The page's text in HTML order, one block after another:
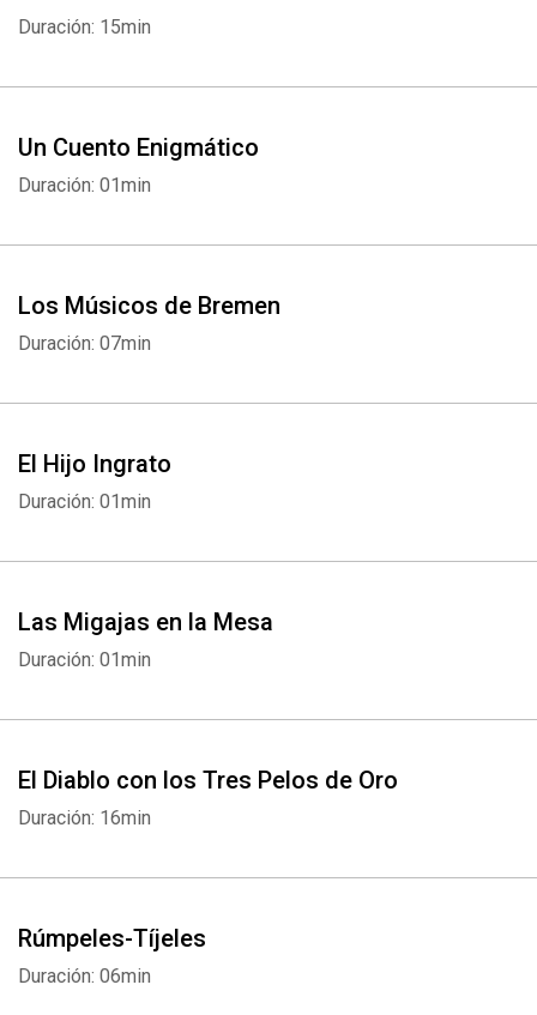
Duración: 15min
Un Cuento Enigmático
Duración: 01min
Los Músicos de Bremen
Duración: 07min
El Hijo Ingrato
Duración: 01min
Las Migajas en la Mesa
Duración: 01min
El Diablo con los Tres Pelos de Oro
Duración: 16min
Rúmpeles-Tíjeles
Duración: 06min